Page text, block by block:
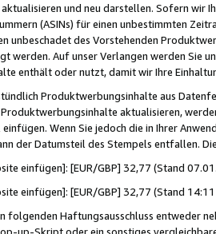
und neu darstellen. Sofern wir
(ASINs) für einen unbestimmten
unbeschadet des Vorstehenden
werden. Auf unser Verlangen werden Sie
enthält oder nutzt, damit wir Ihre
Produktwerbungsinhalte aus
aktualisieren,
Wenn Sie jedoch die in Ihrer
der Datumsteil des Stempels entfallen.
einfügen]: [EUR/GBP] 32,77 (Stand
einfügen]: [EUR/GBP] 32,77 (Stand
folgenden Haftungsausschluss entweder
up-Skript oder ein sonstiges